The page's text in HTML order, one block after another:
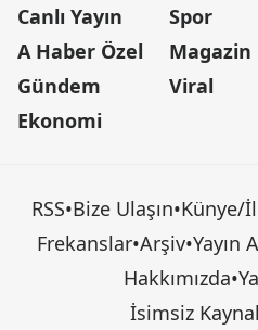
Canlı Yayın
A Haber Özel
Gündem
Ekonomi
Spor
Magazin
Viral
RSS•Bize Ulaşın•Künye/
Frekanslar•Arşiv•Yayın
Hakkımızda•
İsimsiz